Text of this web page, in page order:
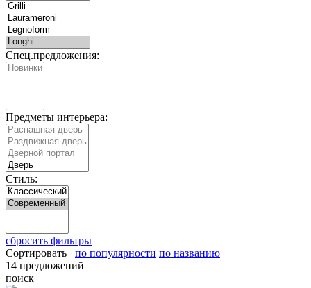
Спец.предложения:
Предметы интерьера:
Стиль:
сбросить фильтры
Сортировать
по популярности по названию
14 предложений
поиск